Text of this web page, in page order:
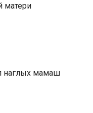
матери
наглых мамаш